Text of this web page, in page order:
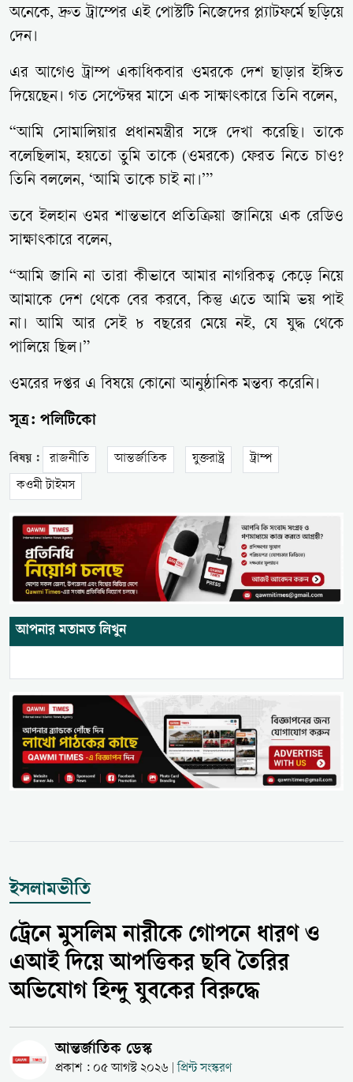
অনেকে, দ্রুত ট্রাম্পের এই পোস্টটি নিজেদের প্ল্যাটফর্মে ছড়িয়ে
দেন।
এর আগেও ট্রাম্প একাধিকবার ওমরকে দেশ ছাড়ার ইঙ্গিত
দিয়েছেন। গত সেপ্টেম্বর মাসে এক সাক্ষাৎকারে তিনি বলেন,
“আমি সোমালিয়ার প্রধানমন্ত্রীর সঙ্গে দেখা করেছি। তাকে
বলেছিলাম, হয়তো তুমি তাকে (ওমরকে) ফেরত নিতে চাও?
তিনি বললেন, ‘আমি তাকে চাই না।’”
তবে ইলহান ওমর শান্তভাবে প্রতিক্রিয়া জানিয়ে এক রেডিও
সাক্ষাৎকারে বলেন,
“আমি জানি না তারা কীভাবে আমার নাগরিকত্ব কেড়ে নিয়ে
আমাকে দেশ থেকে বের করবে, কিন্তু এতে আমি ভয় পাই
না। আমি আর সেই ৮ বছরের মেয়ে নই, যে যুদ্ধ থেকে
পালিয়ে ছিল।”
ওমরের দপ্তর এ বিষয়ে কোনো আনুষ্ঠানিক মন্তব্য করেনি।
সূত্র: পলিটিকো
বিষয় : রাজনীতি আন্তর্জাতিক যুক্তরাষ্ট্র
ট্রাম্প
কওমী টাইমস
আপনার মতামত লিখুন
ইসলামভীতি
ট্রেনে মুসলিম নারীকে গোপনে ধারণ ও
এআই দিয়ে আপত্তিকর ছবি তৈরির
অভিযোগ হিন্দু যুবকের বিরুদ্ধে
আন্তর্জাতিক ডেস্ক
প্রকাশ : ০৫ আগস্ট ২০২৬ প্রিন্ট সংস্করণ